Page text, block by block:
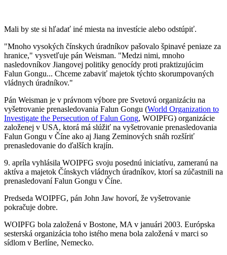
Mali by ste si hľadať iné miesta na investície alebo odstúpiť.
"Mnoho vysokých čínskych úradníkov pašovalo špinavé peniaze za
hranice," vysvetľuje pán Weisman. "Medzi nimi, mnoho
nasledovníkov Jiangovej politiky genocídy proti praktizujúcim
Falun Gongu... Chceme zabaviť majetok týchto skorumpovaných
vládnych úradníkov."
Pán Weisman je v právnom výbore pre Svetovú organizáciu na
vyšetrovanie prenasledovania Falun Gongu (World Organization to
Investigate the Persecution of Falun Gong, WOIPFG) organizácie
založenej v USA, ktorá má slúžiť na vyšetrovanie prenasledovania
Falun Gongu v Číne ako aj Jiang Zeminových snáh rozšíriť
prenasledovanie do ďalších krajín.
9. apríla vyhlásila WOIPFG svoju posednú iniciatívu, zameranú na
aktíva a majetok Čínskych vládnych úradníkov, ktorí sa zúčastnili na
prenasledovaní Falun Gongu v Číne.
Predseda WOIPFG, pán John Jaw hovorí, že vyšetrovanie
pokračuje dobre.
WOIPFG bola založená v Bostone, MA v januári 2003. Európska
sesterská organizácia toho istého mena bola založená v marci so
sídlom v Berlíne, Nemecko.